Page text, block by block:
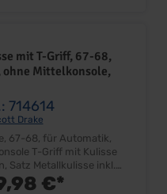
mit T-Griff, 67-68,
Mittelkonsole,
714614
Drake
67-68, für Automatik,
mit Kulisse
inkl.
Chromgriff
€*